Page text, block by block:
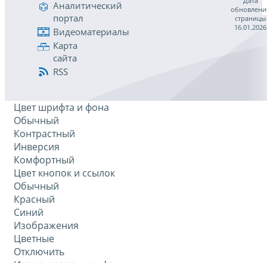
Аналитический
портал
Видеоматериалы
Карта
сайта
RSS
страницы
16.01.2026
Цвет шрифта и фона
Обычный
Контрастный
Инверсия
Комфортный
Цвет кнопок и ссылок
Обычный
Красный
Синий
Изображения
Цветные
Отключить